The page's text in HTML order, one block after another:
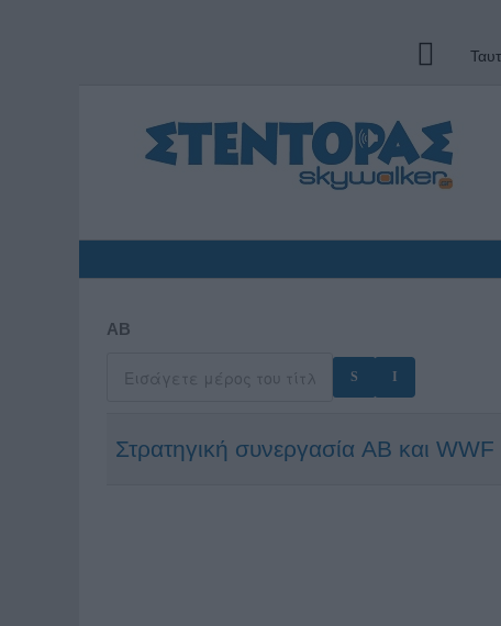
ΑΒ
Στρατηγική συνεργασία AB και